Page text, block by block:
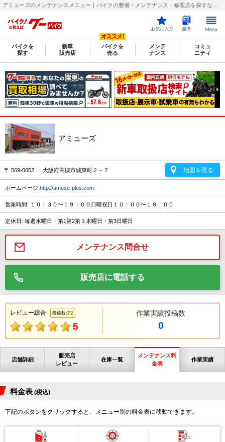
バイクを
探す
新車
販売店
バイクを
売る
メンテ
ナンス
コミュ
ニティ
アミューズ
〒 569-0052 大阪府高槻市城東町２－７ 地図を見る
ホームページ:http://amuse-plus.com
営業時間: １０：３０〜１９：００日曜祝日１０：００〜１８：００
定休日: 毎週水曜日・第1第2第３木曜日・第3日曜日
メンテナンス問合せ
販売店に電話する
レビュー総合 投稿数:72
5
作業実績投稿数
0
店舗詳細
販売店
レビュー
在庫一覧
メンテナンス料
金表
作業実績
料金表 (税込)
下記のボタンをクリックすると、メニュー別の料金表に移動できます。